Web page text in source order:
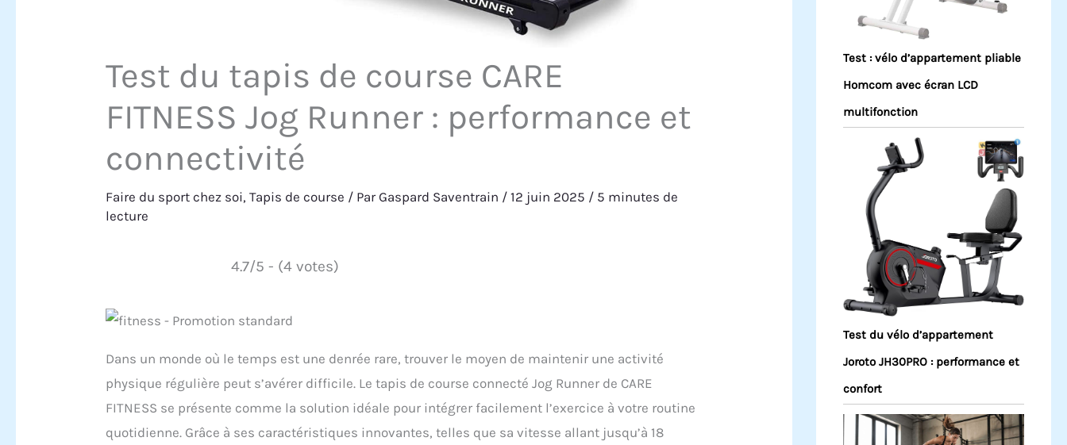
Test du tapis de course CARE
FITNESS Jog Runner : performance et
connectivité
Faire du sport chez soi,Tapis de course / ParGaspard Saventrain /12 juin 2025 / 5 minutes de
lecture
4.7/5 - (4 votes)
Dans un monde où le temps est une denrée rare, trouver le moyen de maintenir une activité
physique régulière peut s’avérer difficile. Le tapis de course connecté Jog Runner de CARE
FITNESS se présente comme la solution idéale pour intégrer facilement l’exercice à votre routine
quotidienne. Grâce à ses caractéristiques innovantes, telles que sa vitesse allant jusqu’à 18
Test : vélo d’appartement pliable
Homcom avec écran LCD
multifonction
Test du vélo d’appartement
Joroto JH30PRO : performance et
confort